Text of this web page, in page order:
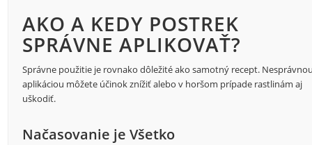
AKO A KEDY POSTREK
SPRÁVNE APLIKOVAŤ?
Správne použitie je rovnako dôležité ako samotný recept.
aplikáciou môžete účinok znížiť alebo v horšom prípade rastlinám aj
uškodiť.
Načasovanie je Všetko